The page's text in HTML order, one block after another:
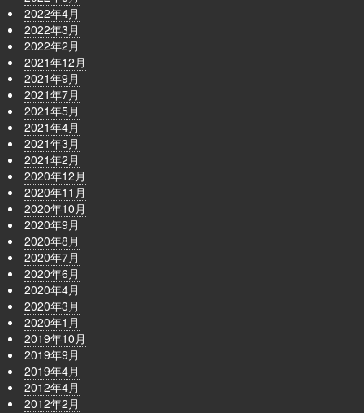
2022年4月
2022年3月
2022年2月
2021年12月
2021年9月
2021年7月
2021年5月
2021年4月
2021年3月
2021年2月
2020年12月
2020年11月
2020年10月
2020年9月
2020年8月
2020年7月
2020年6月
2020年4月
2020年3月
2020年1月
2019年10月
2019年9月
2019年4月
2012年4月
2012年2月